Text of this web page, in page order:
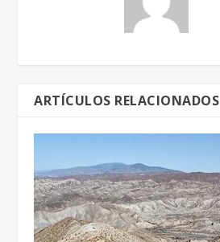
ARTÍCULOS RELACIONADOS